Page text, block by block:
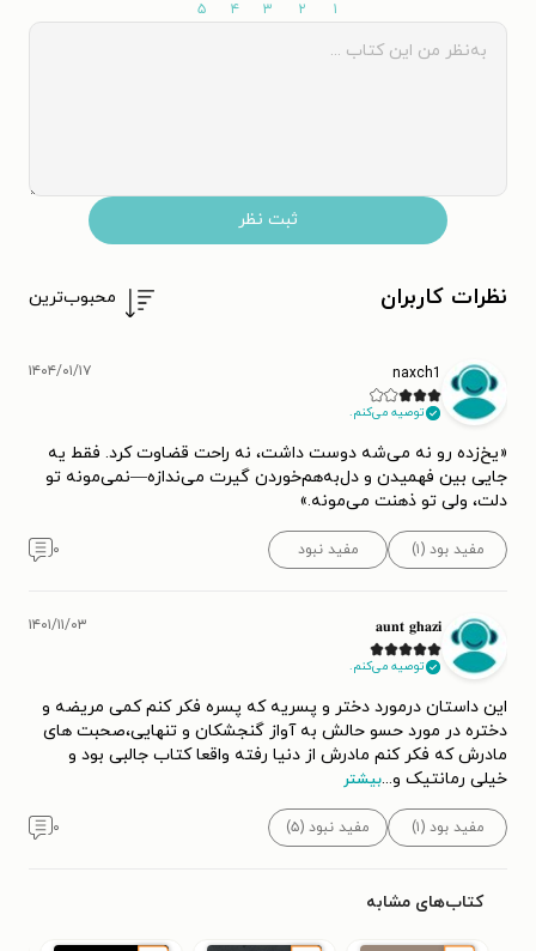
۱ ۲ ۳ ۴ ۵
ثبت نظر
نظرات کاربران محبوب‌ترین
naxch1
توصیه می‌کنم.
۱۴۰۴/۰۱/۱۷
«یخ‌زده رو نه می‌شه دوست داشت، نه راحت قضاوت کرد. فقط یه
جایی بین فهمیدن و دل‌به‌هم‌خوردن گیرت می‌ندازه—نمی‌مونه تو
دلت، ولی تو ذهنت می‌مونه.»
مفید بود (۱) مفید نبود ۰
𝐚𝐮𝐧𝐭 𝐠𝐡𝐚𝐳𝐢
توصیه می‌کنم.
۱۴۰۱/۱۱/۰۳
این داستان درمورد دختر و پسریه که پسره فکر کنم کمی مریضه و
دختره در مورد حسو حالش به آواز گنجشکان و تنهایی،صحبت های
مادرش که فکر کنم مادرش از دنیا رفته واقعا کتاب جالبی بود و
خیلی رمانتیک و...بیشتر
مفید بود (۱) مفید نبود (۵) ۰
کتاب‌های مشابه